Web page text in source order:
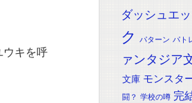
ウキを呼
ダッシュエ
ク
パターン パト
ァンタジア
文庫 モンスタ
闘？ 学校の噂 完